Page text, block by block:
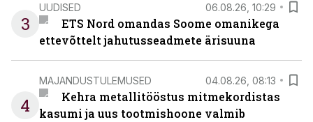
3
UUDISED 06.08.26, 10:29
ETS Nord omandas Soome omanikega
ettevõttelt jahutusseadmete ärisuuna
4
MAJANDUSTULEMUSED 04.08.26, 08:13
Kehra metallitööstus mitmekordistas
kasumi ja uus tootmishoone valmib